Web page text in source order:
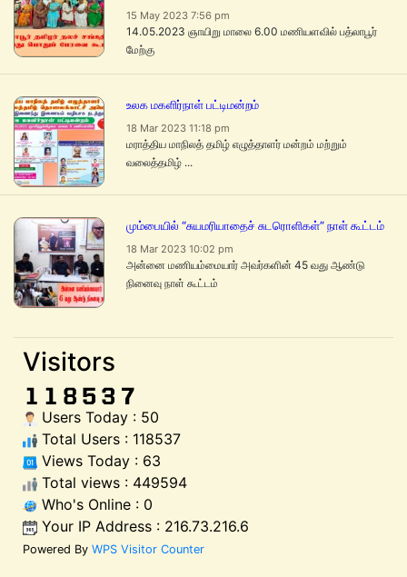
15 May 2023 7:56 pm
14.05.2023 ஞாயிறு மாலை 6.00 மணியளவில் பத்லாபூர்
மேற்கு
உலக மகளிர்நாள் பட்டிமன்றம்
18 Mar 2023 11:18 pm
மராத்திய மாநிலத் தமிழ் எழுத்தாளர் மன்றம் மற்றும்
வலைத்தமிழ் ...
மும்பையில் “சுயமரியாதைச் சுடரொளிகள்” நாள் கூட்டம்
18 Mar 2023 10:02 pm
அன்னை மணியம்மையார் அவர்களின் 45 வது ஆண்டு
நினைவு நாள் கூட்டம்
Visitors
Users Today : 50
Total Users : 118537
Views Today : 63
Total views : 449594
Who's Online : 0
Your IP Address : 216.73.216.6
Powered By WPS Visitor Counter